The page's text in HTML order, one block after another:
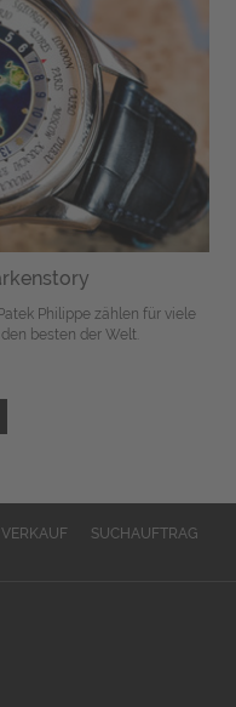
Philippe zählen für viele
besten der Welt.
VERKAUF
SUCHAUFTRAG